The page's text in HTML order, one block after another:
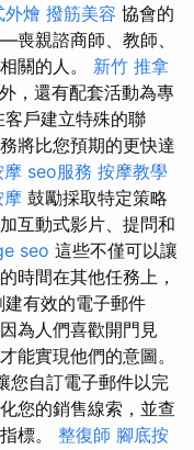
外燴 撥筋美容 協會的
親諮商師、教師、
關的人。 新竹 推拿
，還有配套活動為專
戶建立特殊的聯
將比您預期的更快達
摩 seo服務 按摩教學
摩 鼓勵採取特定策略
互動式影片、提問和
seo 這些不僅可以讓
時間在其他任務上，
有效的電子郵件
為人們喜歡開門見
能實現他們的意圖。
您自訂電子郵件以完
您的銷售線索，並查
標。 整復師 腳底按